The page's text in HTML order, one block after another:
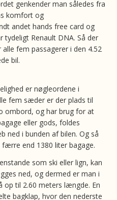
genkender man således fra
komfort og
andet hands free card og
Renault DNA. Så der
fem passagerer i den 4.52
bil.
er nøgleordene i
fem sæder er der plads til
ombord, og har brug for at
eller gods, foldes
ned i bunden af bilen. Og så
end 1380 liter bagage.
som ski eller lign, kan
ned, og dermed er man i
op til 2.60 meters længde. En
bagklap, hvor den nederste